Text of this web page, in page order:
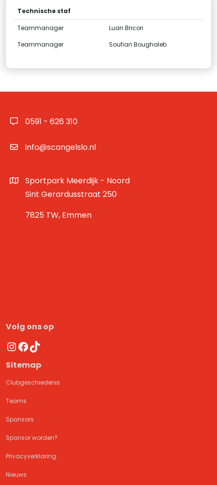
Technische staf
Teammanager
Luan Bricori
Teammanager
Soufian Boughaleb
0591 - 626 310
info@scangelslo.nl
Sportpark Meerdijk - Noord
Sint Gerardusstraat 250
7825 TW, Emmen
Volg ons op
Instagram
Facebook
TikTok
Sitemap
Clubgeschiedenis
Teams
Sponsors
Sponsor worden?
Privacyverklaring
Nieuws